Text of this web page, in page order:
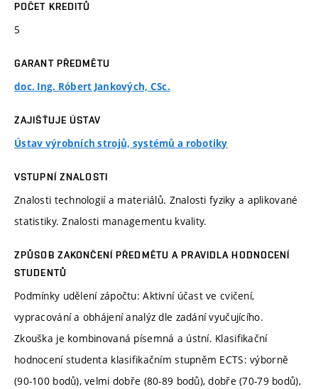
POČET KREDITŮ
5
GARANT PŘEDMĚTU
doc. Ing. Róbert Jankových, CSc.
ZAJIŠŤUJE ÚSTAV
Ústav výrobních strojů, systémů a robotiky
VSTUPNÍ ZNALOSTI
Znalosti technologií a materiálů. Znalosti fyziky a aplikované
statistiky. Znalosti managementu kvality.
ZPŮSOB ZAKONČENÍ PŘEDMĚTU A PRAVIDLA HODNOCENÍ
STUDENTŮ
Podmínky udělení zápočtu: Aktivní účast ve cvičení,
vypracování a obhájení analýz dle zadání vyučujícího.
Zkouška je kombinovaná písemná a ústní. Klasifikační
hodnocení studenta klasifikačním stupněm ECTS: výborně
(90-100 bodů), velmi dobře (80-89 bodů), dobře (70-79 bodů),